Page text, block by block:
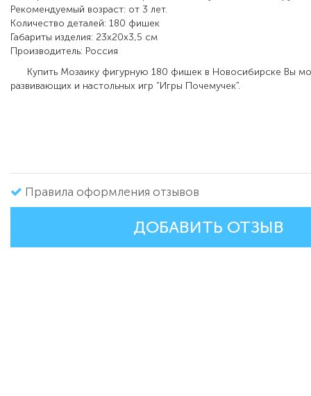
Рекомендуемый возраст: от 3 лет.
Количество деталей: 180 фишек
Габариты изделия: 23х20х3,5 см
Производитель: Россия
Купить Мозаику фигурную 180 фишек в Новосибирске Вы
развивающих и настольных игр "Игры Почемучек".
Правила оформления отзывов
ДОБАВИТЬ ОТЗЫВ